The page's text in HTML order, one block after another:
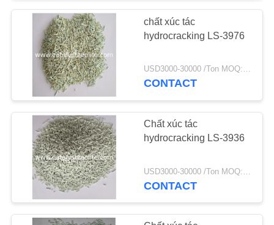
chất xúc tác
hydrocracking LS-3976
USD3000-30000 /Ton MOQ:1 kg
CONTACT
Chất xúc tác
hydrocracking LS-3936
CONTACT